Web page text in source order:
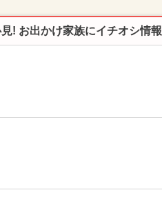
! お出かけ家族にイチオシ情報